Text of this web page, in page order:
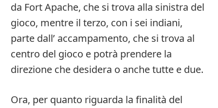
da Fort Apache, che si trova alla sinistra del
gioco, mentre il terzo, con i sei indiani,
parte dall’ accampamento, che si trova al
centro del gioco e potrà prendere la
direzione che desidera o anche tutte e due.
Ora, per quanto riguarda la finalità del